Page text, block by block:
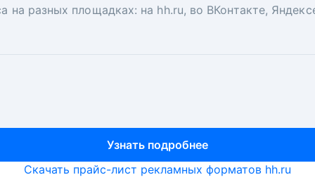
на разных площадках: на hh.ru, во ВКонтакте,
Узнать подробнее
рекрутеры и проектные менеджеры hh.ru с
Узнать подробнее
Скачать прайс-лист рекламных форматов hh.ru